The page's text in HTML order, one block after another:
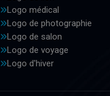
Logo médical
Logo de photographie
Logo de salon
Logo de voyage
Logo d'hiver